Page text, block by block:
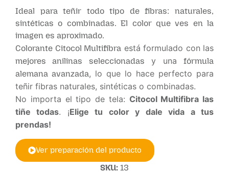
Ideal para teñir todo tipo de fibras: naturales,
sintéticas o combinadas. El color que ves en la
imagen es aproximado.
Colorante Citocol Multifibra está formulado con las
mejores anilinas seleccionadas y unafórmula
alemana avanzada, lo que lo hace perfecto para
teñir fibras naturales, sintéticas o combinadas.
No importa el tipo de tela: Citocol Multifibra las
tiñe todas. ¡Elige tu color y dale vida a tus
prendas!
Ver preparación del producto
SKU: 13